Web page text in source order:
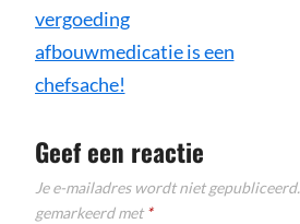
navigatie
vergoeding
afbouwmedicatie is een
chefsache!
Geef een reactie
Je e-mailadres wordt niet gepubliceerd.
gemarkeerd met*